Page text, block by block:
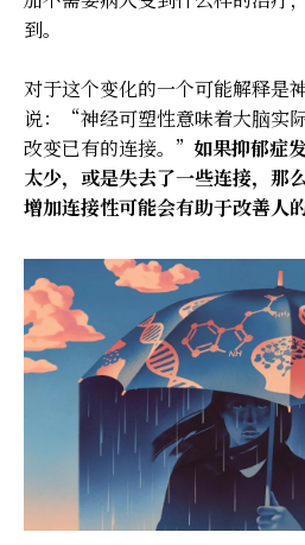
到。
对于这个变化的一个可能解释是
说：“神经可塑性意味着大脑实
改变已有的连接。” 如果抑郁症
太少，或是失去了一些连接，那
增加连接性可能会有助于改善人的